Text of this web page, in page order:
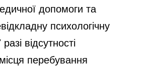
допомоги та
психологічну
відсутності
перебування